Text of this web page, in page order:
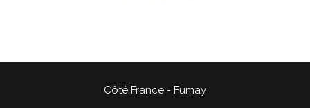
Côté France - Fumay